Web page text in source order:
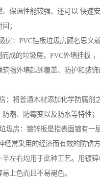
、保温性能较强、还可以 快速
；
房：PVC挂板垃圾房顾名思义
而成的垃圾房。PVC外墙挂板
筑物外墙起到覆盖、防护和装饰
：将普通木材添加化学防腐剂
潮、防霉变以及防水等特性；
圾房：镀锌板是指表面镀有一
经常采用的经济而有效的防锈
半左右均用于此种工艺。用镀锌
上色而且不易褪色。